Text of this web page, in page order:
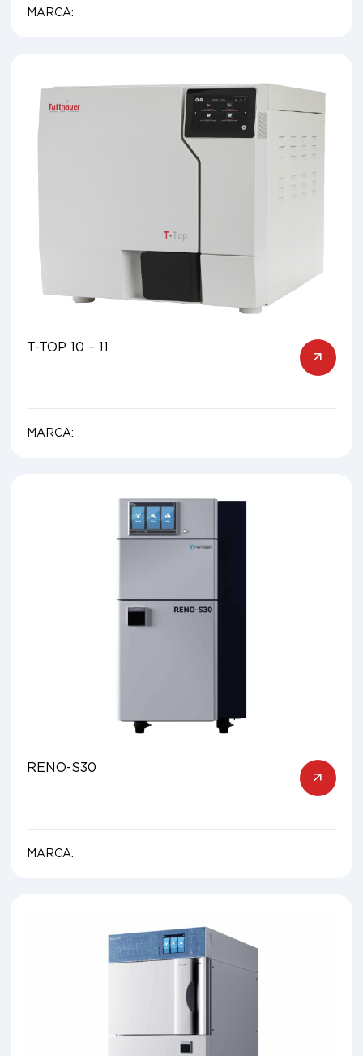
MARCA:
T-TOP 10 – 11
MARCA:
RENO-S30
MARCA: